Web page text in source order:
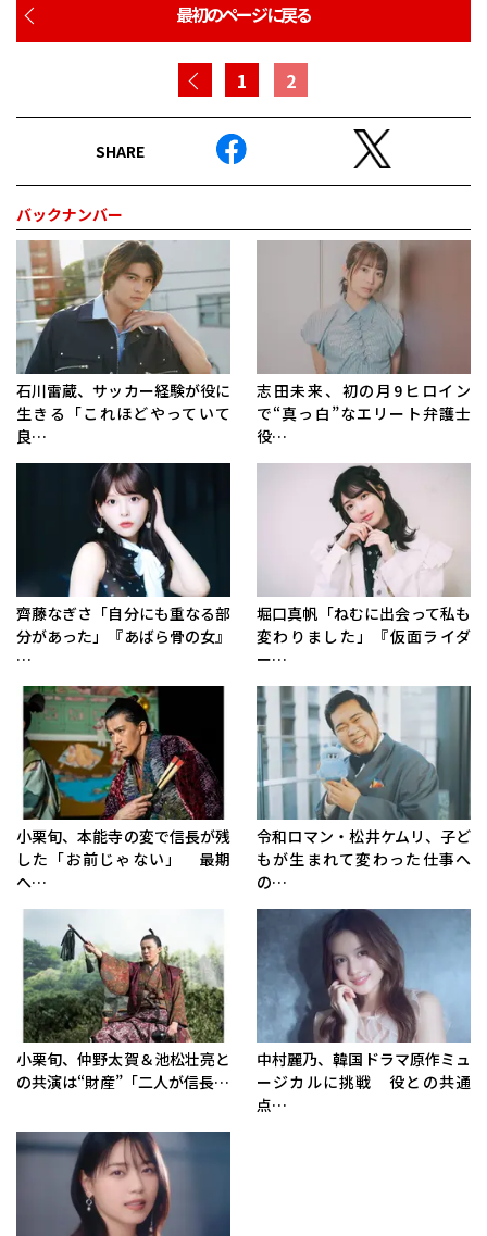
最初のページに戻る
1 2
SHARE
バックナンバー
石川雷蔵、サッカー経験が役に
生きる「これほどやっていて
良…
志田未来、初の月9ヒロイン
で“真っ白”なエリート弁護士
役…
齊藤なぎさ「自分にも重なる部
分があった」『あばら骨の女』
…
堀口真帆「ねむに出会って私も
変わりました」『仮面ライダ
ー…
小栗旬、本能寺の変で信長が残
した「お前じゃない」 最期
へ…
令和ロマン・松井ケムリ、子ど
もが生まれて変わった仕事へ
の…
小栗旬、仲野太賀＆池松壮亮と
の共演は“財産”「二人が信長…
中村麗乃、韓国ドラマ原作ミュ
ージカルに挑戦 役との共通
点…